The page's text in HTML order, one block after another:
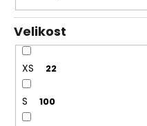
Velikost
XS 22
S 100